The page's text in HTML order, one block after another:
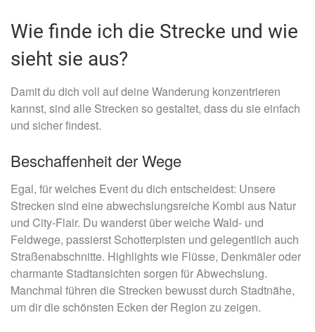
Wie finde ich die Strecke und wie
sieht sie aus?
Damit du dich voll auf deine Wanderung konzentrieren
kannst, sind alle Strecken so gestaltet, dass du sie einfach
und sicher findest.
Beschaffenheit der Wege
Egal, für welches Event du dich entscheidest: Unsere
Strecken sind eine abwechslungsreiche Kombi aus Natur
und City-Flair. Du wanderst über weiche Wald- und
Feldwege, passierst Schotterpisten und gelegentlich auch
Straßenabschnitte. Highlights wie Flüsse, Denkmäler oder
charmante Stadtansichten sorgen für Abwechslung.
Manchmal führen die Strecken bewusst durch Stadtnähe,
um dir die schönsten Ecken der Region zu zeigen.